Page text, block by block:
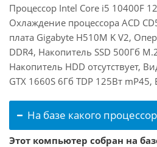
Процессор Intel Core i5 10400F
Охлаждение процессора ACD
плата Gigabyte H510M K V2,
DDR4, Накопитель SSD 500Гб
Накопитель HDD отсутствует,
GTX 1660S 6Гб TDP 125Вт
На базе какого
Этот компьютер собран на